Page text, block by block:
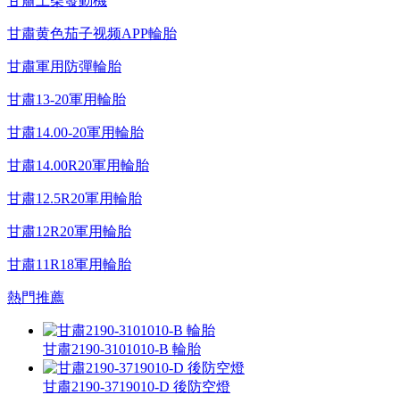
甘肅黄色茄子视频APP輪胎
甘肅軍用防彈輪胎
甘肅13-20軍用輪胎
甘肅14.00-20軍用輪胎
甘肅14.00R20軍用輪胎
甘肅12.5R20軍用輪胎
甘肅12R20軍用輪胎
甘肅11R18軍用輪胎
熱門推薦
甘肅2190-3101010-B 輪胎
甘肅2190-3719010-D 後防空燈